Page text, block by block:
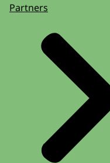
Partners